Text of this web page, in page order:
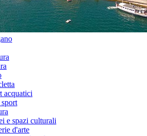
acquatici
e spazi culturali
d'arte